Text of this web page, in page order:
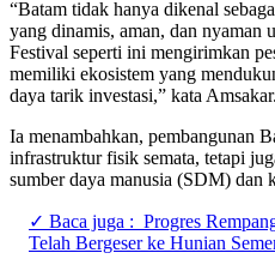
“Batam tidak hanya dikenal
yang dinamis, aman, dan nyaman
Festival seperti ini mengirimkan
memiliki ekosistem yang
daya tarik investasi,” kata Amsakar.
Ia menambahkan, pembangunan
infrastruktur fisik semata, tetapi
sumber daya manusia (SDM) dan
✓ Baca juga : Progres
Telah Bergeser ke Hunian